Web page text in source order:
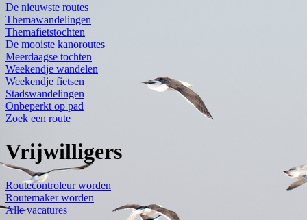
De nieuwste routes
Themawandelingen
Themafietstochten
De mooiste kanoroutes
Meerdaagse tochten
Weekendje wandelen
Weekendje fietsen
Stadswandelingen
Onbeperkt op pad
Zoek een route
Vrijwilligers
Routecontroleur worden
Routemaker worden
Alle vacatures